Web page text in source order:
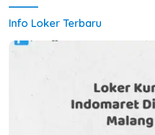
Info Loker Terbaru